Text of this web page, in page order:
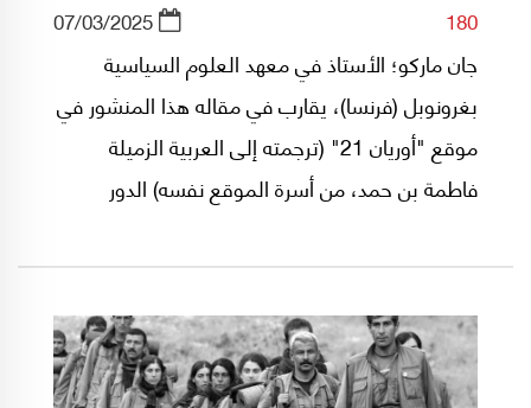
180
07/03/2025
جان ماركو؛ الأستاذ في معهد العلوم السياسية
بغرونوبل (فرنسا)، يقارب في مقاله هذا المنشور في
موقع "أوريان 21" (ترجمته إلى العربية الزميلة
فاطمة بن حمد، من أسرة الموقع نفسه) الدور
الإقليمية والدولية.. وهذا أبرز ما تضمنه: